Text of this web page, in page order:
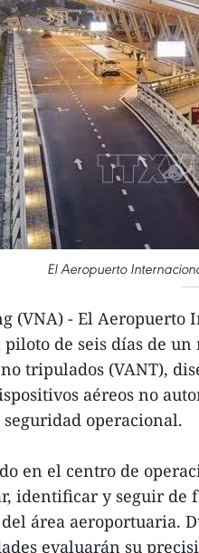
El Aeropuerto
(VNA) - El
de seis días de
tripulados (VANT),
aéreos no
operacional.
en el centro de
identificar y seguir de
área aeroportuaria.
evaluarán su